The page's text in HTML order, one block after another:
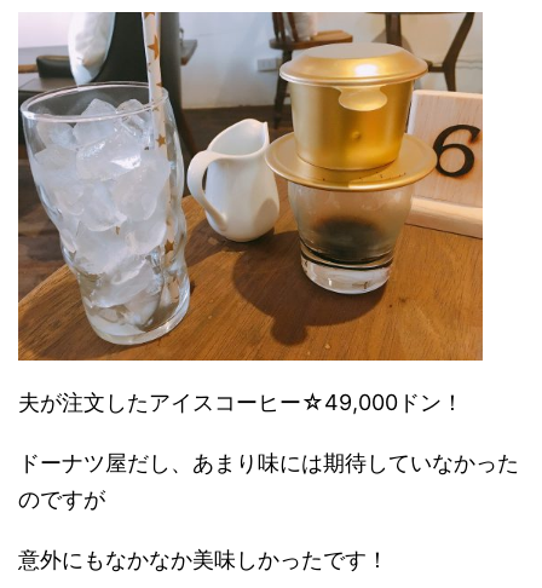
夫が注文したアイスコーヒー☆49,000ドン！
ドーナツ屋だし、あまり味には期待していなかった
のですが
意外にもなかなか美味しかったです！